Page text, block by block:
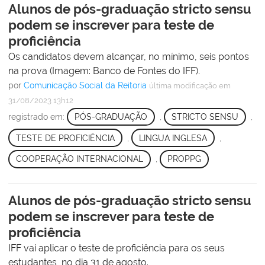
Alunos de pós-graduação stricto sensu
podem se inscrever para teste de
proficiência
Os candidatos devem alcançar, no mínimo, seis pontos
na prova (Imagem: Banco de Fontes do IFF).
por Comunicação Social da Reitoria última modificação em
31/08/2023 13h12
registrado em: PÓS-GRADUAÇÃO STRICTO SENSU
TESTE DE PROFICIÊNCIA LINGUA INGLESA
COOPERAÇÃO INTERNACIONAL , PROPPG
Alunos de pós-graduação stricto sensu
podem se inscrever para teste de
proficiência
IFF vai aplicar o teste de proficiência para os seus
estudantes, no dia 31 de agosto.